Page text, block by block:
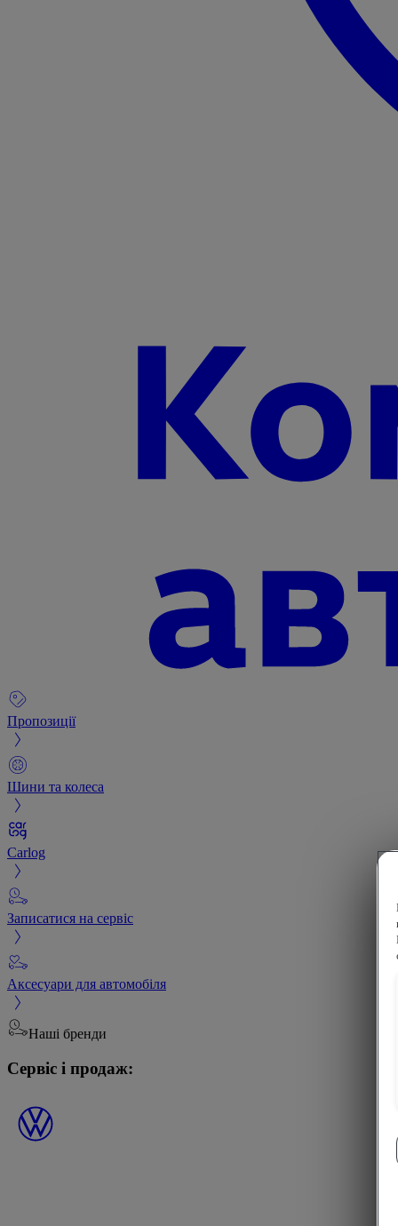
Пропозиції
Шини та колеса
Carlog
Записатися на сервіс
Аксесуари для автомобіля
Наші бренди
Сервіс і продаж: